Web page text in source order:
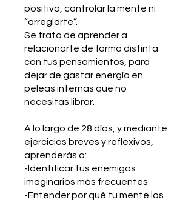
positivo, controlar la mente ni
“arreglarte”.
Se trata de aprender a
relacionarte de forma distinta
con tus pensamientos, para
dejar de gastar energía en
peleas internas que no
necesitas librar.
A lo largo de 28 días, y mediante
ejercicios breves y reflexivos,
aprenderás a:
-Identificar tus enemigos
imaginarios más frecuentes
-Entender por qué tu mente los